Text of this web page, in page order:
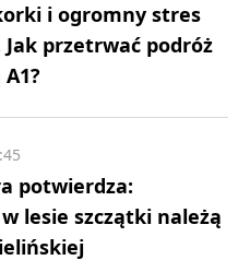
i ogromny stres
przetrwać podróż
potwierdza:
lesie szczątki należą